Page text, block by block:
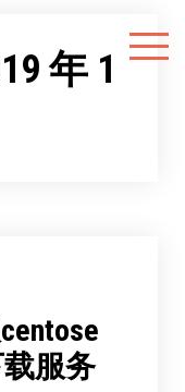
年 1
服务